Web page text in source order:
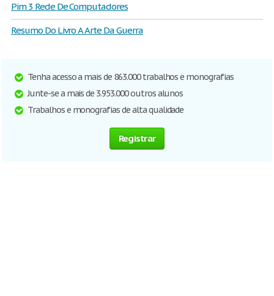
Pim 3 Rede De Computadores
Resumo Do Livro A Arte Da Guerra
Tenha acesso a mais de 863.000 trabalhos e monografias
Junte-se a mais de 3.953.000 outros alunos
Trabalhos e monografias de alta qualidade
Registrar